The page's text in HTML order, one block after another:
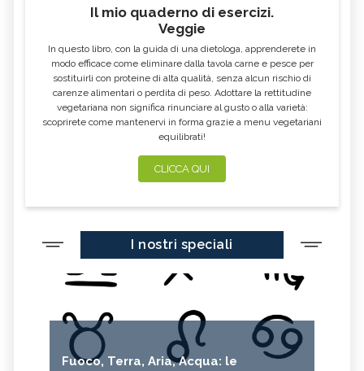
Il mio quaderno di esercizi.
Veggie
In questo libro, con la guida di una dietologa, apprenderete in
modo efficace come eliminare dalla tavola carne e pesce per
sostituirli con proteine di alta qualità, senza alcun rischio di
carenze alimentari o perdita di peso. Adottare la rettitudine
vegetariana non significa rinunciare al gusto o alla varietà:
scoprirete come mantenervi in forma grazie a menu vegetariani
equilibrati!
CLICCA QUI
I nostri speciali
Fuoco, Terra, Aria, Acqua: le